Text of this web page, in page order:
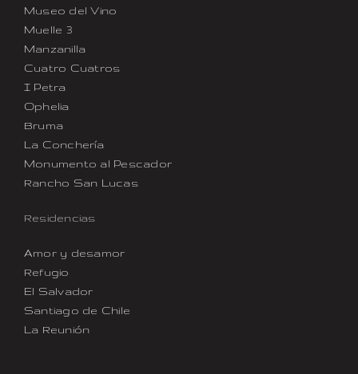
Museo del Vino
Muelle 3
Manzanilla
Cuatro Cuatros
I Petra
Ophelia
Bruma
La Conchería
Monumento al Pescador
Rancho San Lucas
Residencias
Amor y desamor
Refugio
El Salvador
Santiago de Chile
La Reunión